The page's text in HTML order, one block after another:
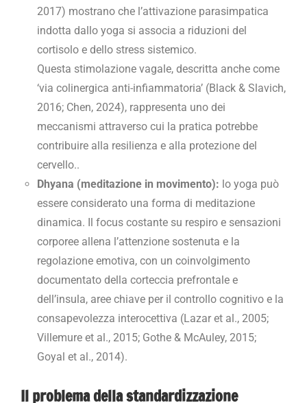
2017) mostrano che l’attivazione parasimpatica
indotta dallo yoga si associa a riduzioni del
cortisolo e dello stress sistemico.
Questa stimolazione vagale, descritta anche come
‘via colinergica anti-infiammatoria’ (Black & Slavich,
2016; Chen, 2024), rappresenta uno dei
meccanismi attraverso cui la pratica potrebbe
contribuire alla resilienza e alla protezione del
cervello..
Dhyana (meditazione in movimento): lo yoga può
essere considerato una forma di meditazione
dinamica. Il focus costante su respiro e sensazioni
corporee allena l’attenzione sostenuta e la
regolazione emotiva, con un coinvolgimento
documentato della corteccia prefrontale e
dell’insula, aree chiave per il controllo cognitivo e la
consapevolezza interocettiva (Lazar et al., 2005;
Villemure et al., 2015; Gothe & McAuley, 2015;
Goyal et al., 2014).
Il problema della standardizzazione